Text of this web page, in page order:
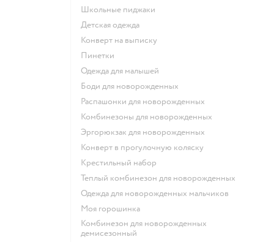
Школьные пиджаки
Детская одежда
Конверт на выписку
Пинетки
Одежда для малышей
Боди для новорожденных
Распашонки для новорожденных
Комбинезоны для новорожденных
Эргорюкзак для новорожденных
Конверт в прогулочную коляску
Крестильный набор
Теплый комбинезон для новорожденных
Одежда для новорожденных мальчиков
Моя горошинка
Комбинезон для новорожденных
демисезонный